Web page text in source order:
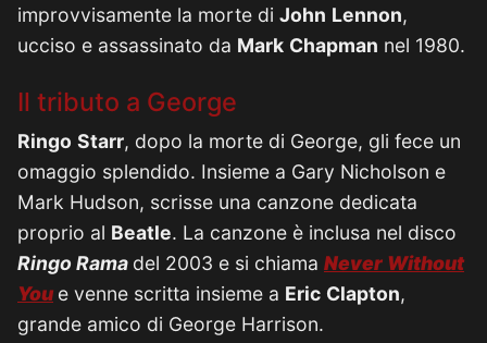
improvvisamente la morte di John Lennon,
ucciso e assassinato da Mark Chapman nel 1980.
Il tributo a George
Ringo Starr, dopo la morte di George, gli fece un
omaggio splendido. Insieme a Gary Nicholson e
Mark Hudson, scrisse una canzone dedicata
proprio al Beatle. La canzone è inclusa nel disco
Ringo Rama del 2003 e si chiama Never Without
You e venne scritta insieme a Eric Clapton,
grande amico di George Harrison.